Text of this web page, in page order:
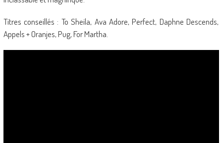
Titres conseillés : To Sheila, Ava Adore, Perfect, Daphne Descends,
Appels + Oranjes, Pug, For Martha.